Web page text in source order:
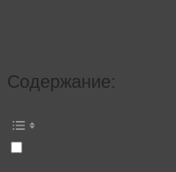
Содержание: